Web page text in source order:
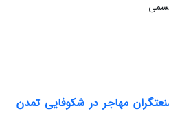
مهاجر در شکوفایی تمدن